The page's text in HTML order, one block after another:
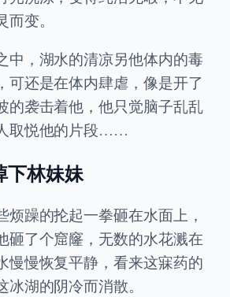
变。
中，湖水的清凉另他体内的毒
可还是在体内肆虐，像是开了
的袭击着他，他只觉脑子乱乱
取悦他的片段……
下林妹妹
烦躁的抡起一拳砸在水面上，
砸了个窟窿，无数的水花溅在
慢慢恢复平静，看来这寐药的
湖的阴冷而消散。